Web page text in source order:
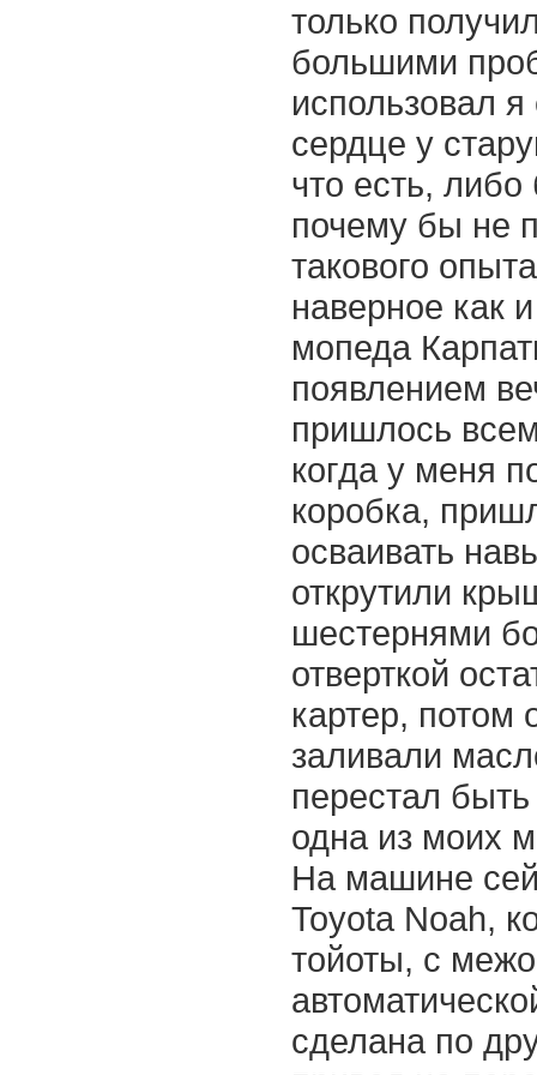
только
большими
использовал
сердце у
что есть,
почему бы не
такового
наверное как
мопеда
появлением
пришлось
когда у меня
коробка,
осваивать
открутили
шестернями
отверткой
картер, потом
заливали
перестал
одна из моих
На машине
Toyota Noah,
тойоты, с
сделана по